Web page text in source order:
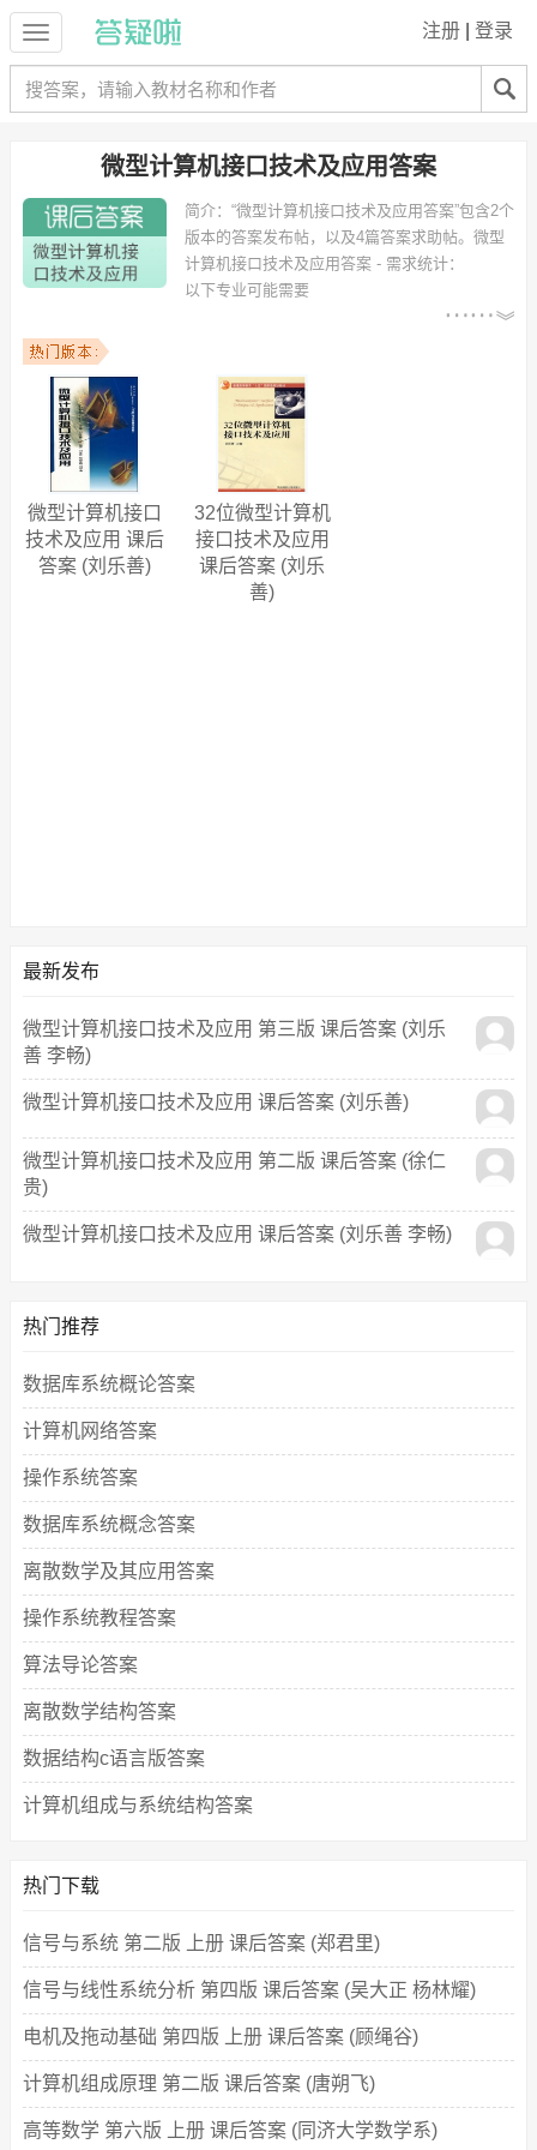
注册 登录
微型计算机接口技术及应用答案
简介： “微型计算机接口技术及应用答案”包含2个
版本的答案发布帖，以及4篇答案求助帖。 微型
计算机接口技术及应用答案 - 需求统计：
以下专业可能需要
：计算机科学与技术、机械设计制造及
其自动化、电子信息科学与技术、电气工程基础、软件工程、通信工
程、zi dong hua、市场营销、国际会计、电路与系统 等专业。
以下学校的同学下载过
微型计算机接口技术及应用答案
应学院、黔南民族师范学院、华中科技大学武昌分校、北京化工大学、
湖南人文科技学院、西南科技大学、中南民族大学、贵阳学院、石家庄
经济学院 等。
微型计算机接口
技术及应用 课后
答案 (刘乐善)
32位微型计算机
接口技术及应用
课后答案 (刘乐
善)
最新发布
微型计算机接口技术及应用 第三版 课后答案 (刘乐
善 李畅)
微型计算机接口技术及应用 课后答案 (刘乐善)
微型计算机接口技术及应用 第二版 课后答案 (徐仁
贵)
微型计算机接口技术及应用 课后答案 (刘乐善 李畅)
热门推荐
数据库系统概论答案
计算机网络答案
操作系统答案
数据库系统概念答案
离散数学及其应用答案
操作系统教程答案
算法导论答案
离散数学结构答案
数据结构c语言版答案
计算机组成与系统结构答案
热门下载
信号与系统 第二版 上册 课后答案 (郑君里)
信号与线性系统分析 第四版 课后答案 (吴大正 杨林耀)
电机及拖动基础 第四版 上册 课后答案 (顾绳谷)
计算机组成原理 第二版 课后答案 (唐朔飞)
高等数学 第六版 上册 课后答案 (同济大学数学系)